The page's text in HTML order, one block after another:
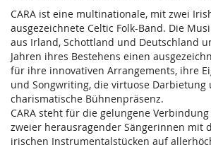
CARA ist eine multinationale, mit zwei
ausgezeichnete Celtic Folk-Band. Die
aus Irland, Schottland und Deutschland
Jahren ihres Bestehens einen
für ihre innovativen Arrangements, ihre
und Songwriting, die virtuose Darbietung
charismatische Bühnenpräsenz.
CARA steht für die gelungene
zweier herausragender Sängerinnen mit
irischen Instrumentalstücken auf